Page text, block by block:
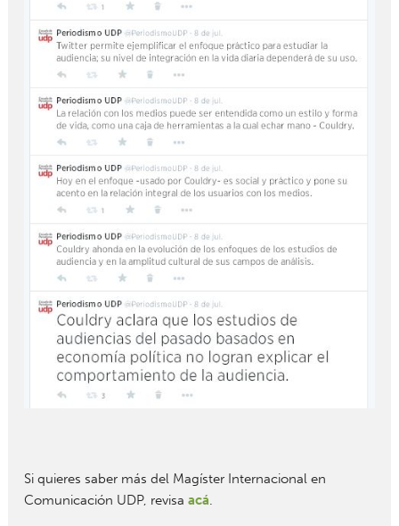
Si quieres saber más del Magíster Internacional en
Comunicación UDP, revisa acá